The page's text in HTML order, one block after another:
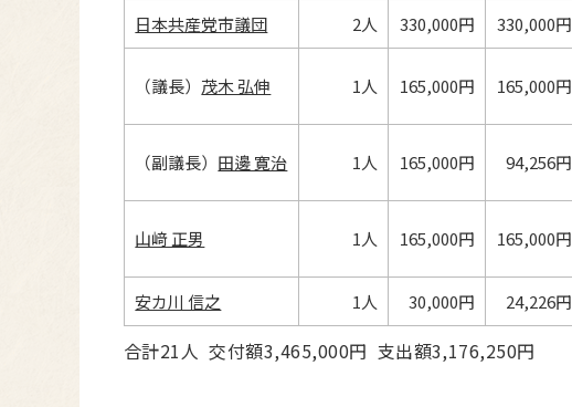
日本共産党市議団 2人 330,000円 330,000円
（議長） 茂木 弘伸 1人 165,000円 165,000円
（副議長） 田邊 寛治 1人 165,000円 94,256円
山﨑 正男 1人 165,000円 165,000円
安カ川 信之 1人 30,000円 24,226円
合計21人 交付額3,465,000円 支出額3,176,250円